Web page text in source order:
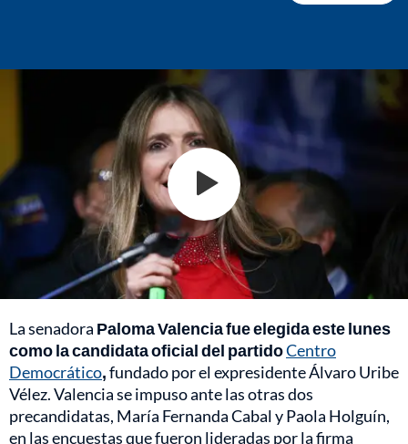
La senadora Paloma Valencia fue elegida este lunes
como la candidata oficial del partidoCentro
Democrático,fundado por el expresidente Álvaro Uribe
Vélez. Valencia se impuso ante las otras dos
precandidatas, María Fernanda Cabal y Paola Holguín,
en las encuestas que fueron lideradas por la firma